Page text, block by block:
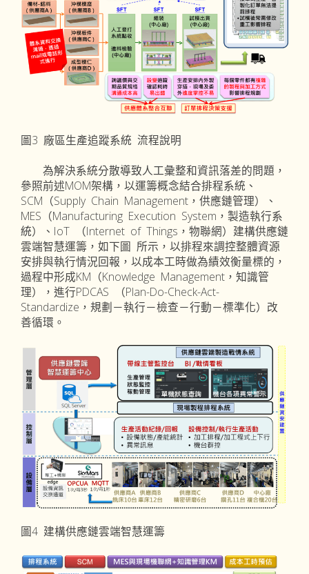
圖3 廠區生產追蹤系統 流程說明
為解決系統分散導致人工彙整和資訊落差的問題，
參照前述MOM架構，以運籌概念結合排程系統、
SCM（Supply Chain Management，供應鏈管理）、
MES（Manufacturing Execution System，製造執行系
統）、IoT （Internet of Things，物聯網）建構供應鏈
雲端智慧運籌，如下圖 所示，以排程來調控整體資源
安排與執行情況回報，以成本工時做為績效衡量標的，
過程中形成KM（Knowledge Management，知識管
理），進行PDCAS （Plan-Do-Check-Act-
Standardize，規劃－執行－檢查－行動－標準化）改
善循環。
圖4 建構供應鏈雲端智慧運籌